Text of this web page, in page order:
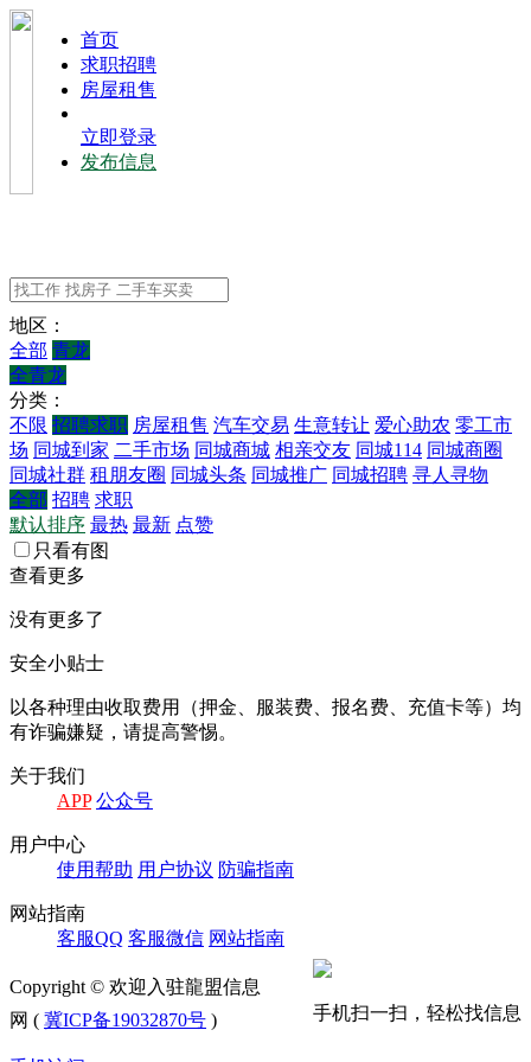
⾸⻚
求职招聘
房屋租售
立即登录
发布信息
地区：
全部 青龙
全青龙
分类：
不限 招聘求职 房屋租售 汽车交易 生意转让 爱心助农 零工市
场 同城到家 二手市场 同城商城 相亲交友 同城114 同城商圈
同城社群 租朋友圈 同城头条 同城推广 同城招聘 寻人寻物
全部 招聘 求职
默认排序 最热 最新 点赞
只看有图
查看更多
没有更多了
安全小贴士
以各种理由收取费⽤（押⾦、服装费、报名费、充值卡等）均
有诈骗嫌疑，请提⾼警惕。
关于我们
APP 公众号
⽤户中⼼
使⽤帮助 ⽤户协议 防骗指南
⽹站指南
客服QQ 客服微信 ⽹站指南
手机扫一扫，轻松找信息
Copyright © 欢迎入驻龍盟信息
网 ( 冀ICP备19032870号 )